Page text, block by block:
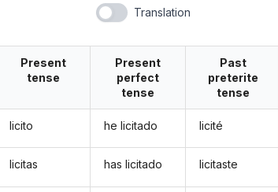
Translation
Present
tense
licito
licitas
Present
perfect
tense
he licitado
has licitado
Past
preterite
tense
licité
licitaste